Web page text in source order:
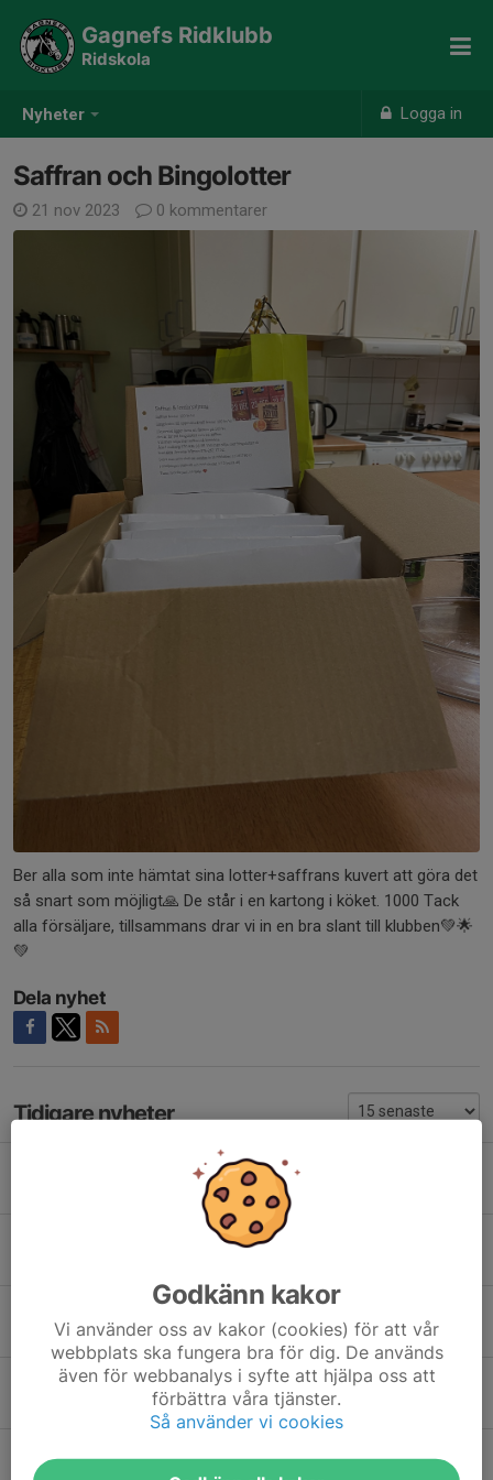
Nyheter Logga in
Gagnefs Ridklubb
Ridskola
Saffran och Bingolotter
21 nov 2023 0 kommentarer
Ber alla som inte hämtat sina lotter+saffrans kuvert att göra det
så snart som möjligt🙏 De står i en kartong i köket. 1000 Tack
alla försäljare, tillsammans drar vi in en bra slant till klubben💚🌟
💚
Dela nyhet
Tidigare nyheter
Viktig info ang stalljouren för HT-26!
Ny rutin för att lämna återbud!
Hyra häst i sommar?
14 apr, 08:13 0
Ridläger 2025!
19 mar 2025 0
Fredagsfodervärd!
Godkänn kakor
Vi använder oss av kakor (cookies) för att vår
webbplats ska fungera bra för dig. De används
även för webbanalys i syfte att hjälpa oss att
förbättra våra tjänster.
Så använder vi cookies